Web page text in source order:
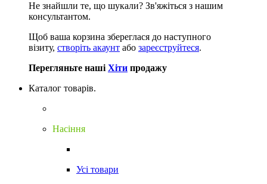
Не знайшли те, що шукали? Зв'яжіться з нашим
консультантом.
Щоб ваша корзина збереглася до наступного
візиту, створіть акаунт або зареєструйтеся.
Перегляньте наші Хіти продажу
Каталог товарів.
Насіння
Усі товари